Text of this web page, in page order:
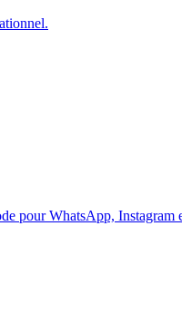
pour WhatsApp, Instagram